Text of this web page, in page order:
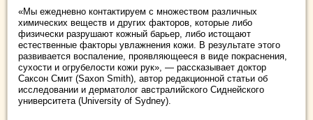
«Мы ежедневно контактируем с множеством различных
химических веществ и других факторов, которые либо
физически разрушают кожный барьер, либо истощают
естественные факторы увлажнения кожи. В результате этого
развивается воспаление, проявляющееся в виде покраснения,
сухости и огрубелости кожи рук», — рассказывает доктор
Саксон Смит (Saxon Smith), автор редакционной статьи об
исследовании и дерматолог австралийского Сиднейского
университета (University of Sydney).